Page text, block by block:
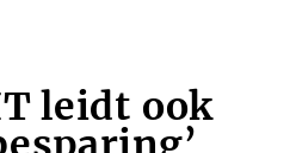
leidt ook